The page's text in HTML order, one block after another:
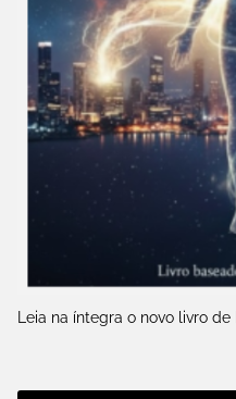
Leia na íntegra o novo livro